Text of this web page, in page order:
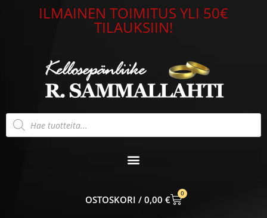
ILMAINEN TOIMITUS YLI 50€
TILAUKSIIN!
Products
search
0,00 €
0
CART